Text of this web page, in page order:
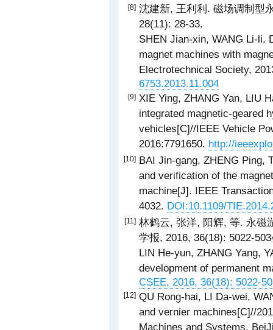
[8] 沈建新, 王利利. 磁场调制型
28(11): 28-33.
SHEN Jian-xin, WANG Li-li.
magnet machines with
Electrotechnical Society,
6753.2013.11.004
[9] XIE Ying, ZHANG Yan, LIU
integrated magnetic-geared
vehicles[C]//IEEE Vehicle
2016:7791650. http://
[10] BAI Jin-gang, ZHENG Ping,
and verification of the
machine[J]. IEEE
4032. DOI:10.1109/
[11] 林鹤云, 张洋, 阳辉, 等. 永磁
学报, 2016, 36(18): 5022-
LIN He-yun, ZHANG Yang,
development of permanent
CSEE, 2016, 36(18): 5022-
[12] QU Rong-hai, LI Da-wei,
and vernier machines[C]//
Machines and Systems.